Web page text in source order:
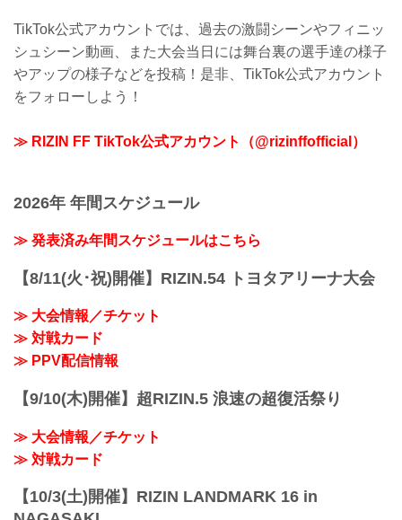
TikTok公式アカウントでは、過去の激闘シーンやフィニッ
シュシーン動画、また大会当日には舞台裏の選手達の様子
やアップの様子などを投稿！是非、TikTok公式アカウント
をフォローしよう！
≫ RIZIN FF TikTok公式アカウント（@rizinffofficial）
2026年 年間スケジュール
≫ 発表済み年間スケジュールはこちら
【8/11(火･祝)開催】RIZIN.54 トヨタアリーナ大会
≫ 大会情報／チケット
≫ 対戦カード
≫ PPV配信情報
【9/10(木)開催】超RIZIN.5 浪速の超復活祭り
≫ 大会情報／チケット
≫ 対戦カード
【10/3(土)開催】RIZIN LANDMARK 16 in